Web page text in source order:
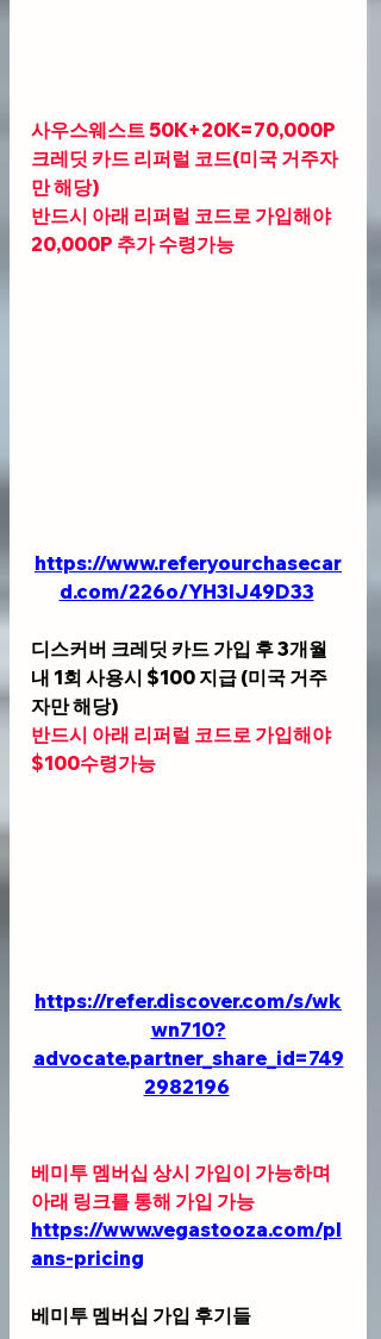
사우스웨스트 50K+20K=70,000P
크레딧 카드 리퍼럴 코드(미국 거주자
만 해당)
반드시 아래 리퍼럴 코드로 가입해야
20,000P 추가 수령가능
https://www.referyourchasecar
d.com/226o/YH3IJ49D33
디스커버 크레딧 카드 가입 후 3개월
내 1회 사용시 $100 지급 (미국 거주
자만 해당)
반드시 아래 리퍼럴 코드로 가입해야
$100수령가능
https://refer.discover.com/s/wk
wn710?
advocate.partner_share_id=749
2982196
베미투 멤버십 상시 가입이 가능하며
아래 링크를 통해 가입 가능
https://www.vegastooza.com/pl
ans-pricing
베미투 멤버십 가입 후기들